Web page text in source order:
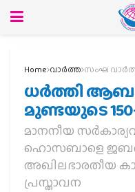
Home വാര്‍ത്ത സംഘ
ധർത്തി ആബ
മുണ്ടയുടെ
മാനനീയ
ഹൊസബാളെ
അഖിലഭാരതീയ
പ്രസ്താവന